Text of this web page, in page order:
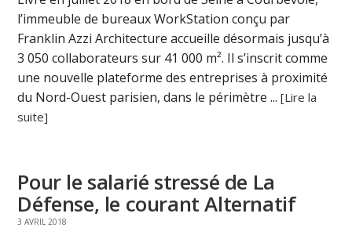
l’immeuble de bureaux WorkStation conçu par
Franklin Azzi Architecture accueille désormais jusqu’à
3 050 collaborateurs sur 41 000 m². Il s’inscrit comme
une nouvelle plateforme des entreprises à proximité
du Nord-Ouest parisien, dans le périmètre ...[Lire la
suite]
Pour le salarié stressé de La
Défense, le courant Alternatif
3 AVRIL 2018